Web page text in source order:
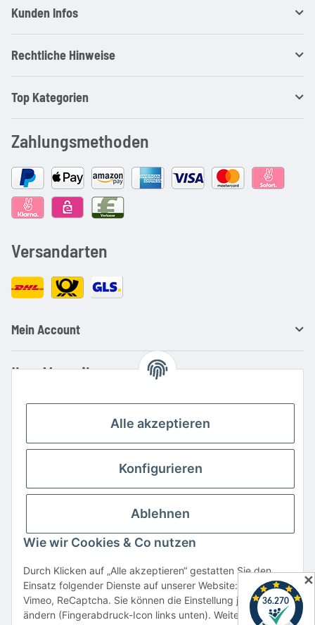
Kunden Infos
Rechtliche Hinweise
Top Kategorien
Zahlungsmethoden
Versandarten
Mein Account
Ihre Vorteile
Kauf auf Rechnung
Große Auswahl an Netzteilen und Ladegeräten
Schnelle Lieferung
Hohe Lagerverfügbarkeit
Vertrag widerrufen
* Alle Preise inkl. gesetzlicher USt., zzgl.Versand
Alle verwendeten Markennamen u. Bezeichnungen sind eingetragene Warenzeichen
Alle akzeptieren
Konfigurieren
Ablehnen
Wie wir Cookies & Co nutzen
Durch Klicken auf „Alle akzeptieren“ gestatten Sie den
Einsatz folgender Dienste auf unserer Website: YouTube,
Vimeo, ReCaptcha. Sie können die Einstellung jederzeit
ändern (Fingerabdruck-Icon links unten). Weitere Details
✕